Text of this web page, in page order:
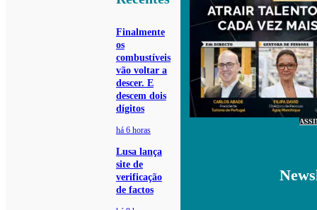
Finalmente
os
combustíveis
vão voltar a
descer. E
descem dois
dígitos
há 6 horas
Lusa lança
site de
verificação
de factos